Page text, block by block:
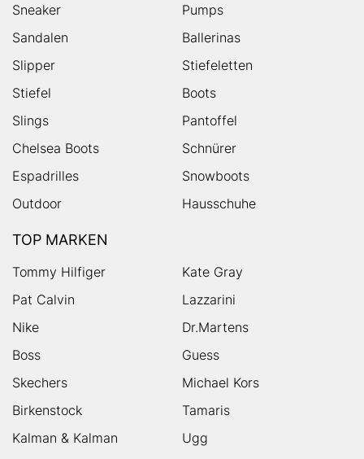
Sneaker
Pumps
Sandalen
Ballerinas
Slipper
Stiefeletten
Stiefel
Boots
Slings
Pantoffel
Chelsea Boots
Schnürer
Espadrilles
Snowboots
Outdoor
Hausschuhe
TOP MARKEN
Tommy Hilfiger
Kate Gray
Pat Calvin
Lazzarini
Nike
Dr.Martens
Boss
Guess
Skechers
Michael Kors
Birkenstock
Tamaris
Kalman & Kalman
Ugg